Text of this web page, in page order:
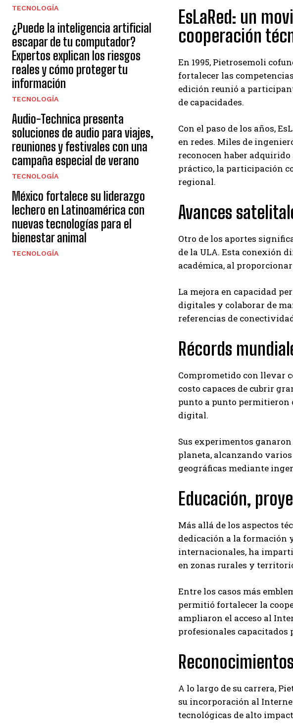
TECNOLOGÍA
¿Puede la inteligencia artificial
escapar de tu computador?
Expertos explican los riesgos
reales y cómo proteger tu
información
TECNOLOGÍA
Audio-Technica presenta
soluciones de audio para viajes,
reuniones y festivales con una
campaña especial de verano
TECNOLOGÍA
México fortalece su liderazgo
lechero en Latinoamérica con
nuevas tecnologías para el
bienestar animal
TECNOLOGÍA
EsLaRed: un
cooperación
En 1995, Pietrosemoli
fortalecer las
edición reunió a
de capacidades.
Con el paso de los años,
en redes. Miles de
reconocen haber
práctico, la participación
regional.
Avances
Otro de los aportes
de la ULA. Esta conexión
académica, al
La mejora en capacidad
digitales y colaborar de
referencias de
Récords
Comprometido con llevar
costo capaces de cubrir
punto a punto permitieron
digital.
Sus experimentos
planeta, alcanzando
geográficas mediante
Educación,
Más allá de los aspectos
dedicación a la formación
internacionales, ha
en zonas rurales y
Entre los casos más
permitió fortalecer la
ampliaron el acceso al
profesionales
A lo largo de su carrera,
su incorporación al
tecnológicas de alto